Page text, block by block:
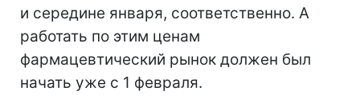
и середине января, соответственно. А
работать по этим ценам
фармацевтический рынок должен был
начать уже с 1 февраля.